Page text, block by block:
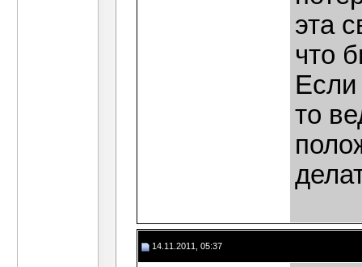
эта
что
то
14.11.2011, 05:37